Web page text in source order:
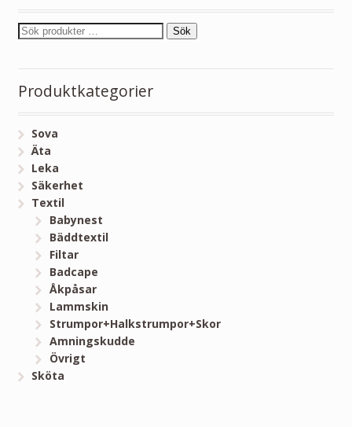
Sök
Produktkategorier
Sova
Äta
Leka
Säkerhet
Textil
Babynest
Bäddtextil
Filtar
Badcape
Åkpåsar
Lammskin
Strumpor+Halkstrumpor+Skor
Amningskudde
Övrigt
Sköta